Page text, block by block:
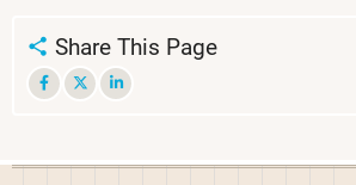
Share This Page